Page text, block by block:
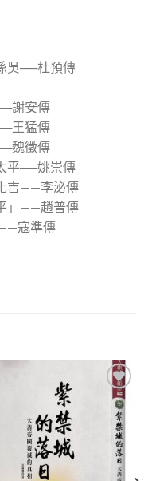
吳──杜預傳
謝安傳
王猛傳
魏徵傳
平──姚崇傳
吉——李泌傳
」——趙普傳
寇準傳
加入
「願
望清
單」